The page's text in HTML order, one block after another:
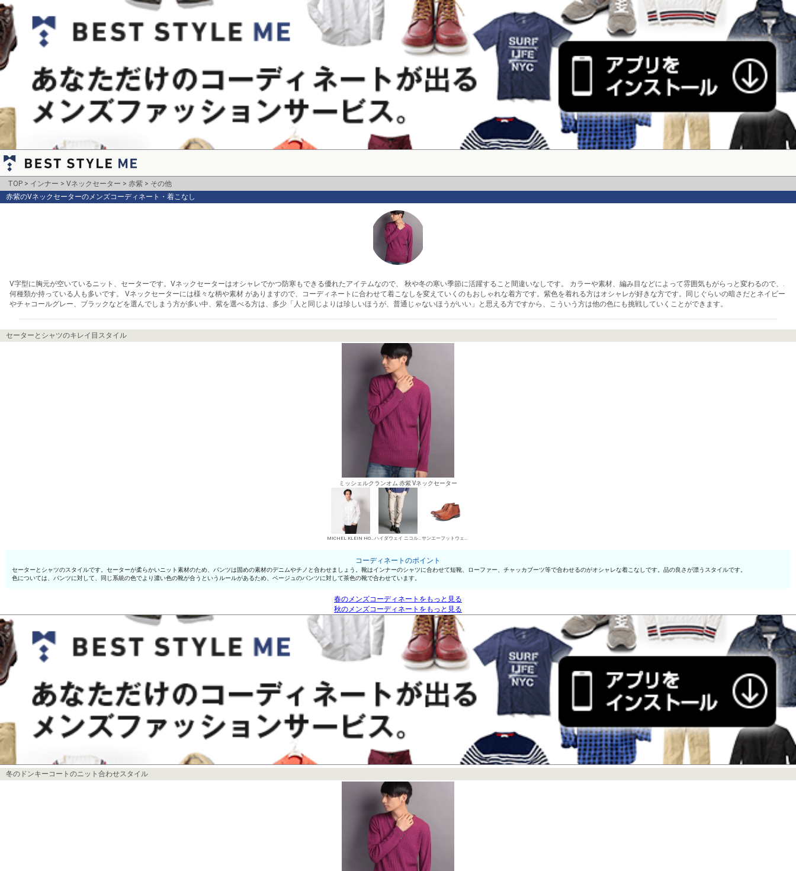
TOP インナー Vネックセーター 赤紫
その他
赤紫のVネックセーターのメンズコーディネート・着こなし
V字型に胸元が空いているニット、セーターです。Vネックセーターはオシャレでかつ防寒もできる優れたアイテムなので、 秋や冬の寒い季節に活躍すること間違いなしです。 カラーや素材、編み目などによって雰囲気もがらっと変わるので、.
何種類か持っている人も多いです。 Vネックセーターには様々な柄や素材 がありますので、コーディネートに合わせて着こなしを変えていくのもおしゃれな着方です。紫色を着れる方はオシャレが好きな方です。同じぐらいの暗さだとネイビー
やチャコールグレー、ブラックなどを選んでしまう方が多い中、紫を選べる方は、多少「人と同じよりは珍しいほうが、普通じゃないほうがいい」と思える方ですから、こういう方は他の色にも挑戦していくことができます。
セーターとシャツのキレイ目スタイル
ミッシェルクランオム 赤紫 Vネックセーター
MICHEL KLEIN HOMME シャツ ハイダウェイ ニコル デニムパンツ・ジーンズ サンエーフットウェア 短靴・レザーシューズ
コーディネートのポイント
セーターとシャツのスタイルです。セーターが柔らかいニット素材のため、パンツは固めの素材のデニムやチノと合わせましょう。靴はインナーのシャツに合わせて短靴、ローファー、チャッカブーツ等で合わせるのがオシャレな着こなしです。品の良さが漂うスタイルです。
色については、パンツに対して、同じ系統の色でより濃い色の靴が合うというルールがあるため、ベージュのパンツに対して茶色の靴で合わせています。
春のメンズコーディネートをもっと見る
秋のメンズコーディネートをもっと見る
冬のドンキーコートのニット合わせスタイル